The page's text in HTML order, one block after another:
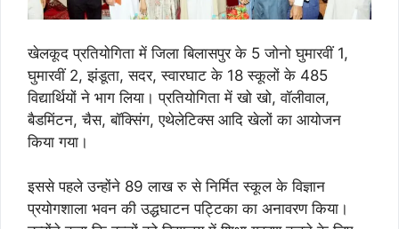
खेलकूद प्रतियोगिता में जिला बिलासपुर के 5 जोनो घुमारवीं 1,
घुमारवीं 2, झंडूता, सदर, स्वारघाट के 18 स्कूलों के 485
विद्यार्थियों ने भाग लिया। प्रतियोगिता में खो खो, वॉलीवाल,
बैडमिंटन, चैस, बॉक्सिंग, एथेलेटिक्स आदि खेलों का आयोजन
किया गया।
इससे पहले उन्होंने 89 लाख रु से निर्मित स्कूल के विज्ञान
प्रयोगशाला भवन की उद्धघाटन पट्टिका का अनावरण किया।